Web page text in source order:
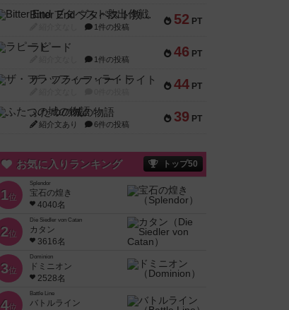
52 PT
Bitter End ブタペスト救出作戦
1件の投稿
46 PT
ラピード
1件の投稿
44 PT
ザ・フラッフィー・ライト
39 PT
ふたつの城の物語
紹介文あり 6件の投稿
お気に入りランキング トップ50
1位
Splendor
宝石の煌き
4040名
2位
Die Siedler von Catan
カタン
3616名
3位
Dominion
ドミニオン
2528名
4位
Battle Line
バトルライン